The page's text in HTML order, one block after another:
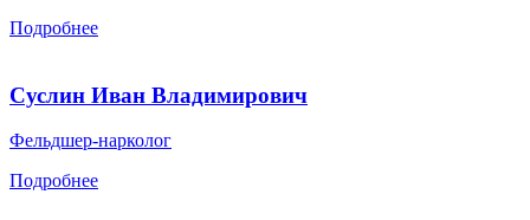
Подробнее
Суслин Иван Владимирович
Фельдшер-нарколог
Подробнее